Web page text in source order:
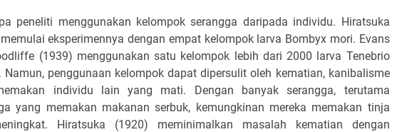
peneliti menggunakan kelompok serangga daripada individu. Hiratsuka
eksperimennya dengan empat kelompok larva Bombyx mori. Evans
(1939) menggunakan satu kelompok lebih dari 2000 larva Tenebrio
Namun, penggunaan kelompok dapat dipersulit oleh kematian, kanibalisme
individu lain yang mati. Dengan banyak serangga, terutama
yang memakan makanan serbuk, kemungkinan mereka memakan tinja
Hiratsuka (1920) meminimalkan masalah kematian dengan